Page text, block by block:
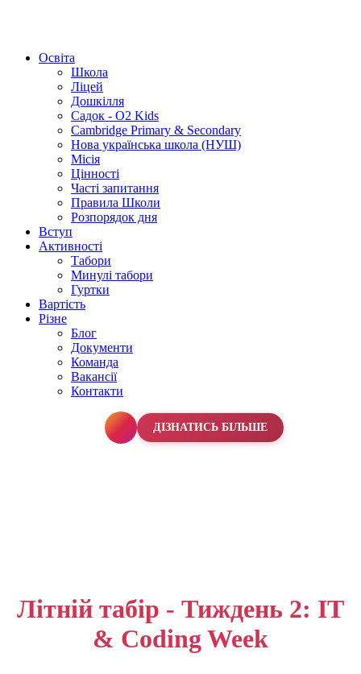
Освіта
Школа
Ліцей
Дошкілля
Садок - O2 Kids
Cambridge Primary & Secondary
Нова українська школа (НУШ)
Місія
Цінності
Часті запитання
Правила Школи
Розпорядок дня
Вступ
Активності
Табори
Минулі табори
Гуртки
Вартість
Різне
Блог
Документи
Команда
Вакансії
Контакти
ДІЗНАТИСЬ БІЛЬШЕ
Літній табір - Тиждень 2: IT
& Coding Week